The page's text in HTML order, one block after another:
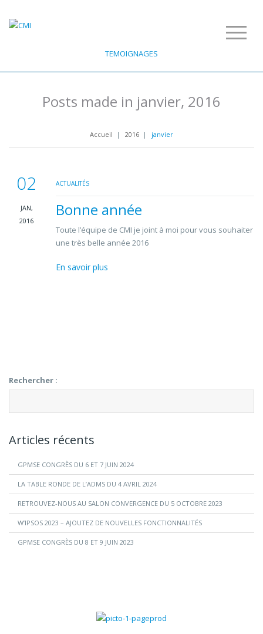
TEMOIGNAGES
Posts made in janvier, 2016
Accueil | 2016 | janvier
02
JAN,
2016
ACTUALITÉS
Bonne année
Toute l’équipe de CMI je joint à moi pour vous souhaiter
une très belle année 2016
En savoir plus
Rechercher :
Articles récents
GPMSE CONGRÈS DU 6 ET 7 JUIN 2024
LA TABLE RONDE DE L’ADMS DU 4 AVRIL 2024
RETROUVEZ-NOUS AU SALON CONVERGENCE DU 5 OCTOBRE 2023
W’IPSOS 2023 – AJOUTEZ DE NOUVELLES FONCTIONNALITÉS
GPMSE CONGRÈS DU 8 ET 9 JUIN 2023